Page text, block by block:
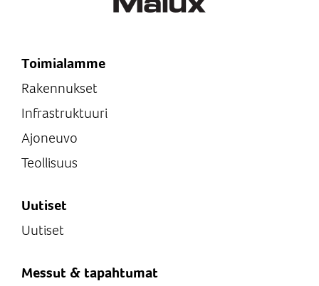
Toimialamme
Rakennukset
Infrastruktuuri
Ajoneuvo
Teollisuus
Uutiset
Uutiset
Messut & tapahtumat